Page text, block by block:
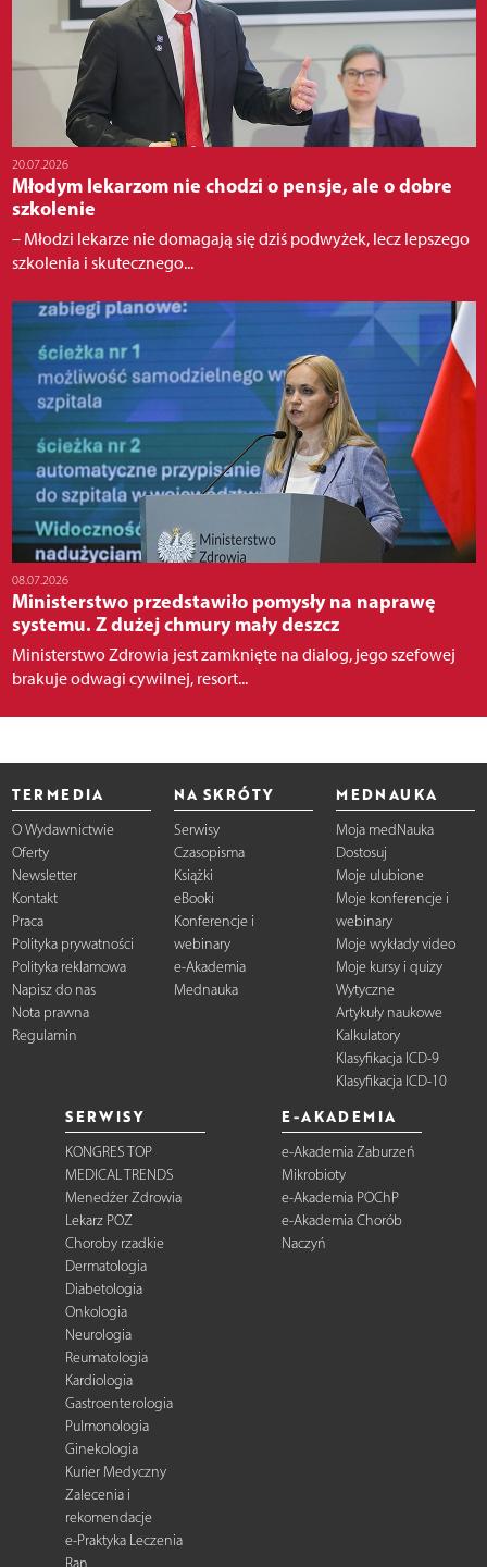
20.07.2026
Młodym lekarzom nie chodzi o pensje, ale o dobre
szkolenie
– Młodzi lekarze nie domagają się dziś podwyżek, lecz lepszego
szkolenia i skutecznego...
08.07.2026
Ministerstwo przedstawiło pomysły na naprawę
systemu. Z dużej chmury mały deszcz
Ministerstwo Zdrowia jest zamknięte na dialog, jego szefowej
brakuje odwagi cywilnej, resort...
TERMEDIA
O Wydawnictwie
Oferty
Newsletter
Kontakt
Praca
Polityka prywatności
Polityka reklamowa
Napisz do nas
Nota prawna
Regulamin
NA SKRÓTY
Serwisy
Czasopisma
Książki
eBooki
Konferencje i
webinary
e-Akademia
Mednauka
MEDNAUKA
Moja medNauka
Dostosuj
Moje ulubione
Moje konferencje i
webinary
Moje wykłady video
Moje kursy i quizy
Wytyczne
Artykuły naukowe
Kalkulatory
Klasyfikacja ICD-9
Klasyfikacja ICD-10
SERWISY
KONGRES TOP
MEDICAL TRENDS
Menedżer Zdrowia
Lekarz POZ
Choroby rzadkie
Dermatologia
Diabetologia
Onkologia
Neurologia
Reumatologia
Kardiologia
Gastroenterologia
Pulmonologia
Ginekologia
Kurier Medyczny
Zalecenia i
rekomendacje
e-Praktyka Leczenia
Ran
E-AKADEMIA
e-Akademia Zaburzeń
Mikrobioty
e-Akademia POChP
e-Akademia Chorób
Naczyń